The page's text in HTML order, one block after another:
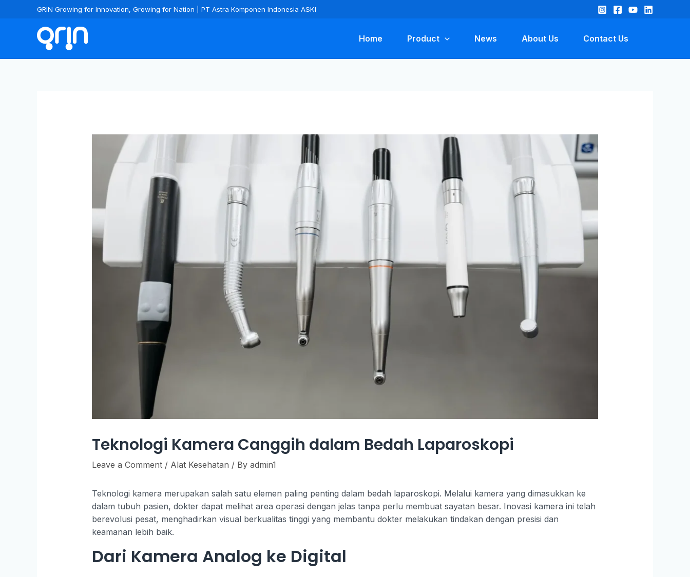
GRIN Growing for Innovation, Growing for Nation | PT Astra Komponen Indonesia ASKI
Home Product News About Us Contact Us
Teknologi Kamera Canggih dalam Bedah Laparoskopi
Leave a Comment / Alat Kesehatan / By admin1
Teknologi kamera merupakan salah satu elemen paling penting dalam bedah laparoskopi. Melalui kamera yang dimasukkan ke
dalam tubuh pasien, dokter dapat melihat area operasi dengan jelas tanpa perlu membuat sayatan besar. Inovasi kamera ini telah
berevolusi pesat, menghadirkan visual berkualitas tinggi yang membantu dokter melakukan tindakan dengan presisi dan
keamanan lebih baik.
Dari Kamera Analog ke Digital